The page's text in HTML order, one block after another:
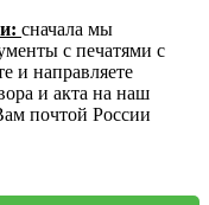
сначала мы
с печатями с
и направляете
и акта на наш
почтой России